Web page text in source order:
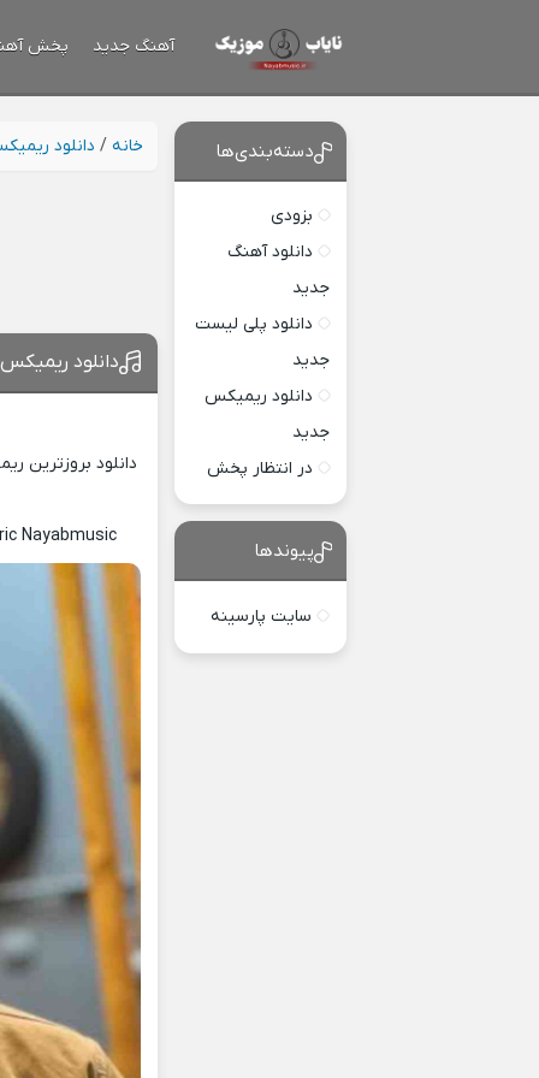
آهنگ جدید پخش
خانه / دانلود
دانلود
دانلود بروزترین
Nayabmusic
دسته‌بندی‌ها
بزودی
دانلود آهنگ
جدید
دانلود پلی لیست
جدید
دانلود ریمیکس
جدید
در انتظار پخش
پیوندها
سایت پارسینه